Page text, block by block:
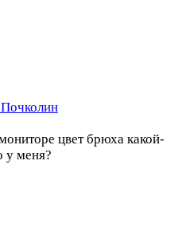
цвет брюха какой-
у меня?